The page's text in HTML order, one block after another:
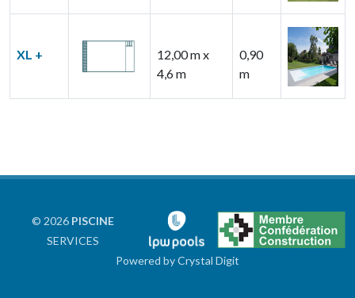
XL +
12,00 m x
4,6 m
0,90
m
© 2026 PISCINE
SERVICES
Powered byCrystal Digit